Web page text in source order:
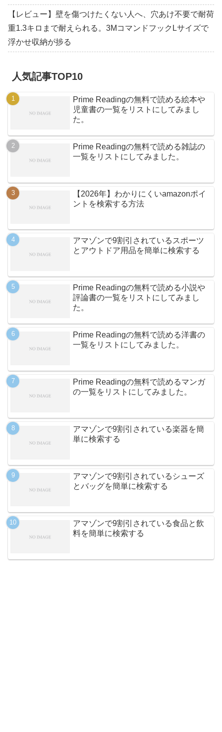
【レビュー】壁を傷つけたくない人へ、穴あけ不要で耐荷
重1.3キロまで耐えられる。3MコマンドフックLサイズで
浮かせ収納が捗る
人気記事TOP10
Prime Readingの無料で読める絵本や
児童書の一覧をリストにしてみまし
た。
Prime Readingの無料で読める雑誌の
一覧をリストにしてみました。
【2026年】わかりにくいamazonポイ
ントを検索する方法
アマゾンで9割引されているスポーツ
とアウトドア用品を簡単に検索する
Prime Readingの無料で読める小説や
評論書の一覧をリストにしてみまし
た。
Prime Readingの無料で読める洋書の
一覧をリストにしてみました。
Prime Readingの無料で読めるマンガ
の一覧をリストにしてみました。
アマゾンで9割引されている楽器を簡
単に検索する
アマゾンで9割引されているシューズ
とバッグを簡単に検索する
アマゾンで9割引されている食品と飲
料を簡単に検索する